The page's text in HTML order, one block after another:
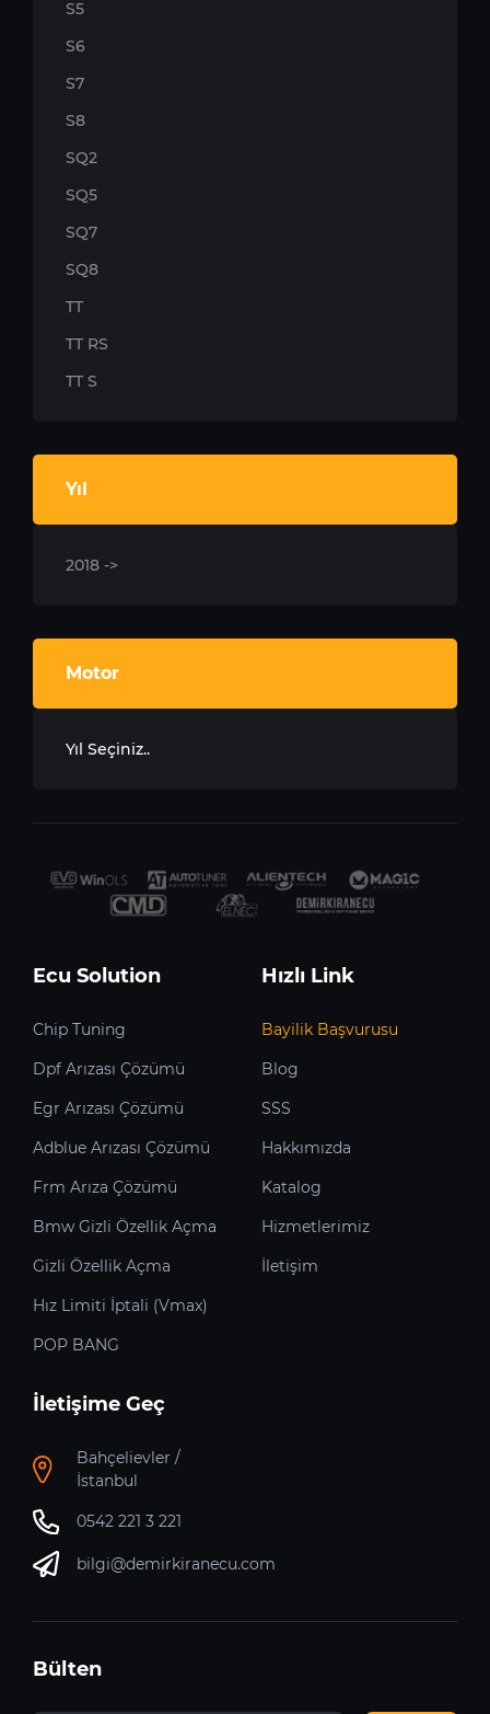
S5
S6
S7
S8
SQ2
SQ5
SQ7
SQ8
TT
TT RS
TT S
Yıl
2018 ->
Motor
Yıl Seçiniz..
Ecu Solution
Chip Tuning
Dpf Arızası Çözümü
Egr Arızası Çözümü
Adblue Arızası Çözümü
Frm Arıza Çözümü
Bmw Gizli Özellik Açma
Gizli Özellik Açma
Hız Limiti İptali (Vmax)
POP BANG
Hızlı Link
Bayilik Başvurusu
Blog
SSS
Hakkımızda
Katalog
Hizmetlerimiz
İletişim
İletişime Geç
Bahçelievler /
İstanbul
0542 221 3 221
bilgi@demirkiranecu.com
Bülten